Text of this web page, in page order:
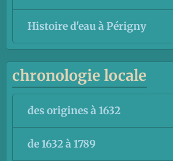
Histoire d'eau à Périgny
chronologie locale
des origines à 1632
de 1632 à 1789